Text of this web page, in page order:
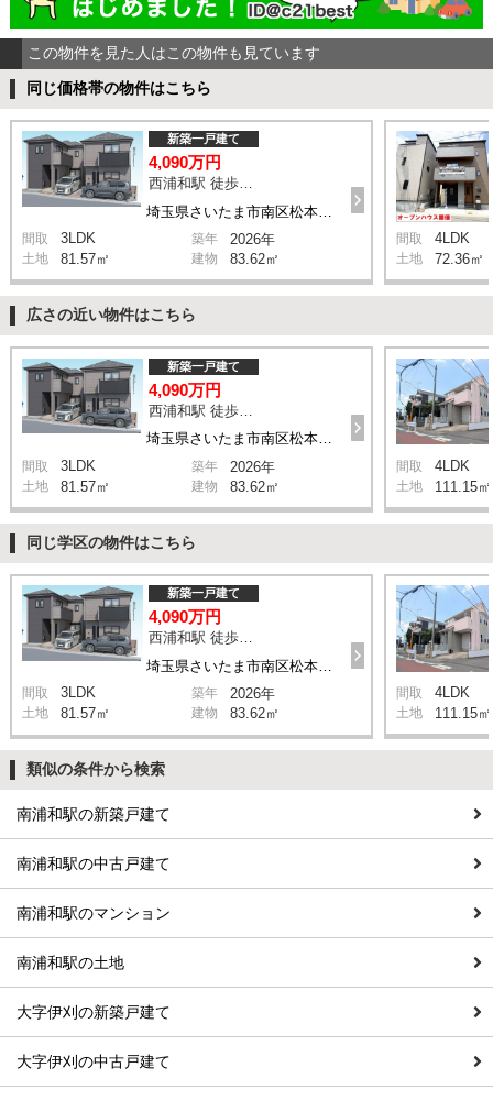
この物件を見た人はこの物件も見ています
同じ価格帯の物件はこちら
新築一戸建て
4,090万円
西浦和駅 徒歩14分
間取 3LDK 築年 2026年
土地 81.57㎡ 建物 83.62㎡
間取 4LDK
土地 72.36㎡
広さの近い物件はこちら
埼玉県さいたま市南区松本1丁目
新築一戸建て
4,090万円
間取 3LDK 築年 2026年
土地 81.57㎡ 建物 83.62㎡
間取 4LDK
土地 111.15㎡
同じ学区の物件はこちら
新築一戸建て
4,090万円
西浦和駅 徒歩14分
間取 3LDK 築年 2026年
土地 81.57㎡ 建物 83.62㎡
間取 4LDK
土地 111.15㎡
類似の条件から検索
南浦和駅の新築戸建て
南浦和駅の中古戸建て
南浦和駅のマンション
南浦和駅の土地
大字伊刈の新築戸建て
大字伊刈の中古戸建て